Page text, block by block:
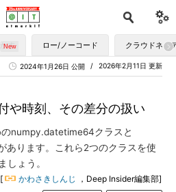
す ロー/ノーコード クラウドネイ
2026年2月11日 更新
2024年1月26日 公開
や時刻、その差分の扱い
numpy.datetime64クラスと
ります。これら2つのクラスを使
しょう。
[ かわさきしんじ
，Deep Insider編集部]